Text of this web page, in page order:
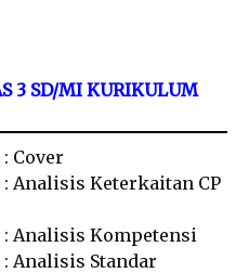
3 SD/MI KURIKULUM
Cover
Analisis Keterkaitan CP
Analisis Kompetensi
Analisis Standar